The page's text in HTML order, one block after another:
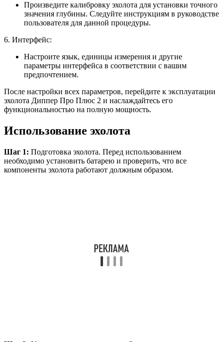
Произведите калибровку эхолота для установки точного
значения глубины. Следуйте инструкциям в руководстве
пользователя для данной процедуры.
6. Интерфейс:
Настроите язык, единицы измерения и другие
параметры интерфейса в соответствии с вашим
предпочтением.
После настройки всех параметров, перейдите к эксплуатации
эхолота Диппер Про Плюс 2 и наслаждайтесь его
функциональностью на полную мощность.
Использование эхолота
Шаг 1: Подготовка эхолота. Перед использованием
необходимо установить батарею и проверить, что все
компоненты эхолота работают должным образом.